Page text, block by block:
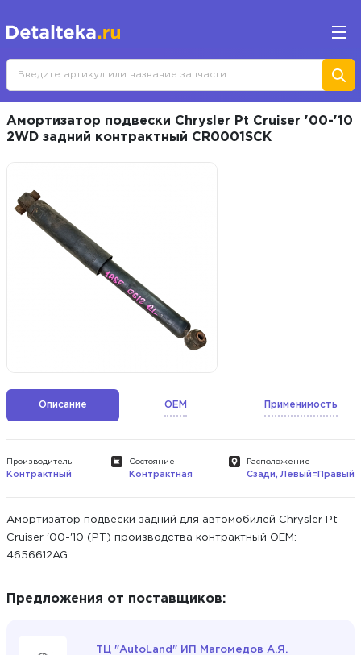
Амортизатор подвески Chrysler Pt Cruiser '00-'10
2WD задний контрактный CR0001SCK
Описание OEM Применимость
Производитель
Контрактный
Состояние
Контрактная
Расположение
Сзади, Левый=Правый
Амортизатор подвески задний для автомобилей Chrysler Pt
Cruiser '00-'10 (PT) производства контрактный ОЕМ:
4656612AG
Предложения от поставщиков:
ТЦ "AutoLand" ИП Магомедов А.Я.